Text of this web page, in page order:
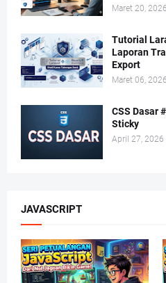
Maret 20, 2026
Tutorial
Laporan
Export
Maret 06, 2026
CSS Dasar
Sticky
April 27, 2026
JAVASCRIPT